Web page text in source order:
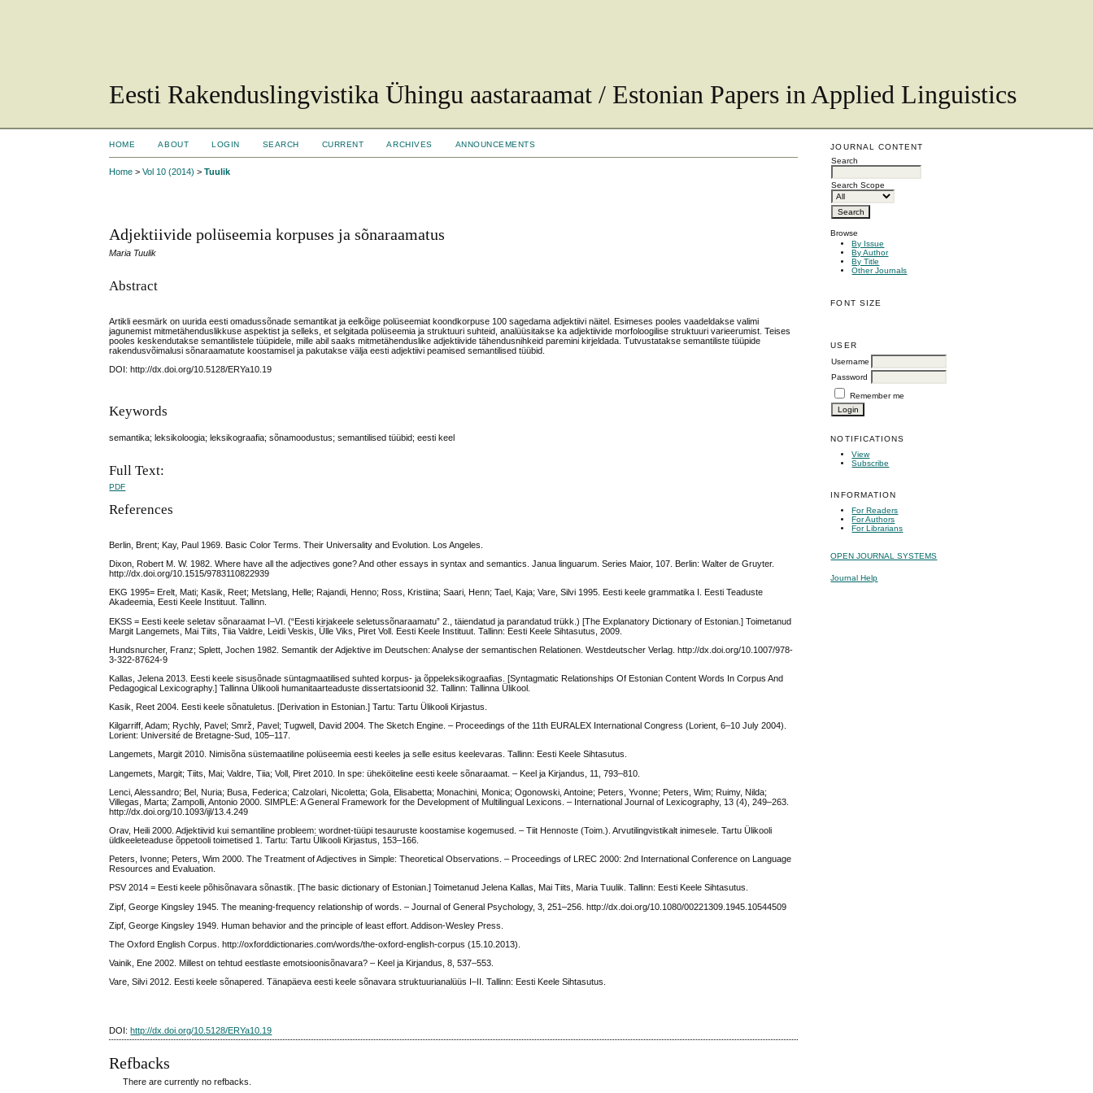
Eesti Rakenduslingvistika Ühingu aastaraamat / Estonian Papers in Applied Linguistics
JOURNAL CONTENT
Search
Search Scope
Browse
By Issue
By Author
By Title
Other Journals
FONT SIZE
USER
Username
Password
Remember me
NOTIFICATIONS
View
Subscribe
INFORMATION
For Readers
For Authors
For Librarians
OPEN JOURNAL SYSTEMS
Journal Help
HOME ABOUT LOGIN SEARCH CURRENT ARCHIVES ANNOUNCEMENTS
Home >Vol 10 (2014) >Tuulik
Adjektiivide polüseemia korpuses ja sõnaraamatus
Maria Tuulik
Abstract
Artikli eesmärk on uurida eesti omadussõnade semantikat ja eelkõige polüseemiat koondkorpuse 100 sagedama adjektiivi näitel. Esimeses pooles vaadeldakse valimi
jagunemist mitmetähenduslikkuse aspektist ja selleks, et selgitada polüseemia ja struktuuri suhteid, analüüsitakse ka adjektiivide morfoloogilise struktuuri varieerumist. Teises
pooles keskendutakse semantilistele tüüpidele, mille abil saaks mitmetähenduslike adjektiivide tähendusnihkeid paremini kirjeldada. Tutvustatakse semantiliste tüüpide
rakendusvõimalusi sõnaraamatute koostamisel ja pakutakse välja eesti adjektiivi peamised semantilised tüübid.
DOI: http://dx.doi.org/10.5128/ERYa10.19
Keywords
semantika; leksikoloogia; leksikograafia; sõnamoodustus; semantilised tüübid; eesti keel
Full Text:
PDF
References
Berlin, Brent; Kay, Paul 1969. Basic Color Terms. Their Universality and Evolution. Los Angeles.
Dixon, Robert M. W. 1982. Where have all the adjectives gone? And other essays in syntax and semantics. Janua linguarum. Series Maior, 107. Berlin: Walter de Gruyter.
http://dx.doi.org/10.1515/9783110822939
EKG 1995= Erelt, Mati; Kasik, Reet; Metslang, Helle; Rajandi, Henno; Ross, Kristiina; Saari, Henn; Tael, Kaja; Vare, Silvi 1995. Eesti keele grammatika I. Eesti Teaduste
Akadeemia, Eesti Keele Instituut. Tallinn.
EKSS = Eesti keele seletav sõnaraamat I–VI. (“Eesti kirjakeele seletussõnaraamatu” 2., täiendatud ja parandatud trükk.) [The Explanatory Dictionary of Estonian.] Toimetanud
Margit Langemets, Mai Tiits, Tiia Valdre, Leidi Veskis, Ülle Viks, Piret Voll. Eesti Keele Instituut. Tallinn: Eesti Keele Sihtasutus, 2009.
Hundsnurcher, Franz; Splett, Jochen 1982. Semantik der Adjektive im Deutschen: Analyse der semantischen Relationen. Westdeutscher Verlag. http://dx.doi.org/10.1007/978-
3-322-87624-9
Kallas, Jelena 2013. Eesti keele sisusõnade süntagmaatilised suhted korpus- ja õppeleksikograafias. [Syntagmatic Relationships Of Estonian Content Words In Corpus And
Pedagogical Lexicography.] Tallinna Ülikooli humanitaarteaduste dissertatsioonid 32. Tallinn: Tallinna Ülikool.
Kasik, Reet 2004. Eesti keele sõnatuletus. [Derivation in Estonian.] Tartu: Tartu Ülikooli Kirjastus.
Kilgarriff, Adam; Rychly, Pavel; Smrž, Pavel; Tugwell, David 2004. The Sketch Engine. – Proceedings of the 11th EURALEX International Congress (Lorient, 6–10 July 2004).
Lorient: Université de Bretagne-Sud, 105–117.
Langemets, Margit 2010. Nimisõna süstemaatiline polüseemia eesti keeles ja selle esitus keelevaras. Tallinn: Eesti Keele Sihtasutus.
Langemets, Margit; Tiits, Mai; Valdre, Tiia; Voll, Piret 2010. In spe: üheköiteline eesti keele sõnaraamat. – Keel ja Kirjandus, 11, 793–810.
Lenci, Alessandro; Bel, Nuria; Busa, Federica; Calzolari, Nicoletta; Gola, Elisabetta; Monachini, Monica; Ogonowski, Antoine; Peters, Yvonne; Peters, Wim; Ruimy, Nilda;
Villegas, Marta; Zampolli, Antonio 2000. SIMPLE: A General Framework for the Development of Multilingual Lexicons. – International Journal of Lexicography, 13 (4), 249–263.
http://dx.doi.org/10.1093/ijl/13.4.249
Orav, Heili 2000. Adjektiivid kui semantiline probleem: wordnet-tüüpi tesauruste koostamise kogemused. – Tiit Hennoste (Toim.). Arvutilingvistikalt inimesele. Tartu Ülikooli
üldkeeleteaduse õppetooli toimetised 1. Tartu: Tartu Ülikooli Kirjastus, 153–166.
Peters, Ivonne; Peters, Wim 2000. The Treatment of Adjectives in Simple: Theoretical Observations. – Proceedings of LREC 2000: 2nd International Conference on Language
Resources and Evaluation.
PSV 2014 = Eesti keele põhisõnavara sõnastik. [The basic dictionary of Estonian.] Toimetanud Jelena Kallas, Mai Tiits, Maria Tuulik. Tallinn: Eesti Keele Sihtasutus.
Zipf, George Kingsley 1945. The meaning-frequency relationship of words. – Journal of General Psychology, 3, 251–256. http://dx.doi.org/10.1080/00221309.1945.10544509
Zipf, George Kingsley 1949. Human behavior and the principle of least effort. Addison-Wesley Press.
The Oxford English Corpus. http://oxforddictionaries.com/words/the-oxford-english-corpus (15.10.2013).
Vainik, Ene 2002. Millest on tehtud eestlaste emotsioonisõnavara? – Keel ja Kirjandus, 8, 537–553.
Vare, Silvi 2012. Eesti keele sõnapered. Tänapäeva eesti keele sõnavara struktuurianalüüs I–II. Tallinn: Eesti Keele Sihtasutus.
DOI:http://dx.doi.org/10.5128/ERYa10.19
Refbacks
There are currently no refbacks.